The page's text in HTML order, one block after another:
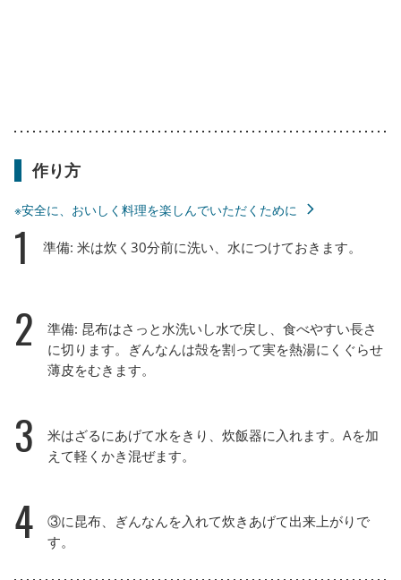
作り方
※安全に、おいしく料理を楽しんでいただくために
1 準備: 米は炊く30分前に洗い、水につけておきます。
2
準備: 昆布はさっと水洗いし水で戻し、食べやすい長さ
に切ります。ぎんなんは殻を割って実を熱湯にくぐらせ
薄皮をむきます。
3
米はざるにあげて水をきり、炊飯器に入れます。Aを加
えて軽くかき混ぜます。
4
③に昆布、ぎんなんを入れて炊きあげて出来上がりで
す。